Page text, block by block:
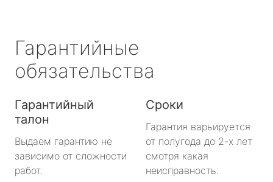
Гарантийные
обязательства
Гарантийный
талон
Выдаем гарантию не
зависимо от сложности
работ.
Сроки
Гарантия варьируется
от полугода до 2-х лет
смотря какая
неисправность.